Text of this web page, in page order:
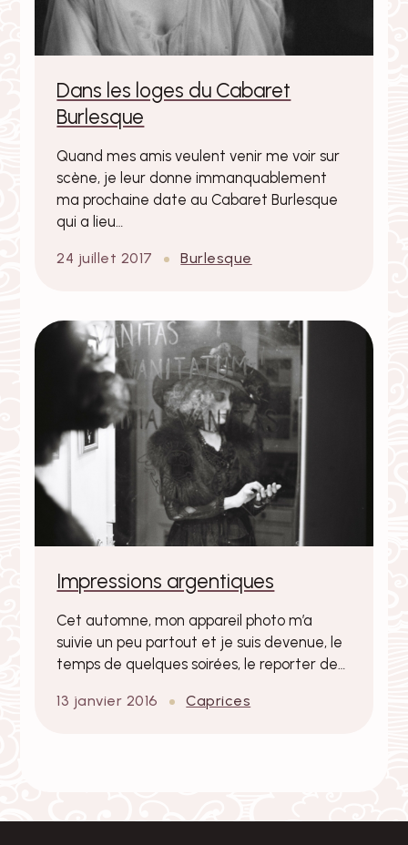
Dans les loges du Cabaret
Burlesque
Quand mes amis veulent venir me voir sur
scène, je leur donne immanquablement
ma prochaine date au Cabaret Burlesque
qui a lieu…
24 juillet 2017 Burlesque
Impressions argentiques
Cet automne, mon appareil photo m’a
suivie un peu partout et je suis devenue, le
temps de quelques soirées, le reporter de…
13 janvier 2016 Caprices